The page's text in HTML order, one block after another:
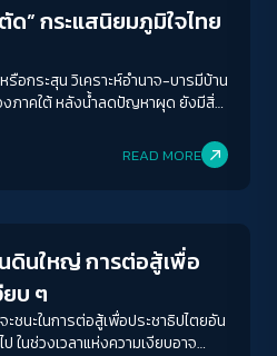
ด” กระแสนิยมภูมิใจไทย
รือกระสุน วิเคราะห์อำนาจ-บารมีบ้าน
งภาคใต้ หลังน้ำลดปัญหาผุด ยังมีสิ่ง
READ MORE
ดินใหญ่ การต่อสู้เพื่อ
บ ๆ
ชนะในการต่อสู้เพื่อประชาธิปไตยอัน
ในช่วงเวลาแห่งความเงียบอาจ